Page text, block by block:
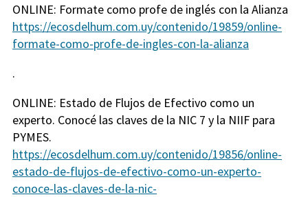
ONLINE: Formate como profe de inglés con la Alianza
https://ecosdelhum.com.uy/contenido/19859/online-
formate-como-profe-de-ingles-con-la-alianza
.
ONLINE: Estado de Flujos de Efectivo como un
experto. Conocé las claves de la NIC 7 y la NIIF para
PYMES.
https://ecosdelhum.com.uy/contenido/19856/online-
estado-de-flujos-de-efectivo-como-un-experto-
conoce-las-claves-de-la-nic-